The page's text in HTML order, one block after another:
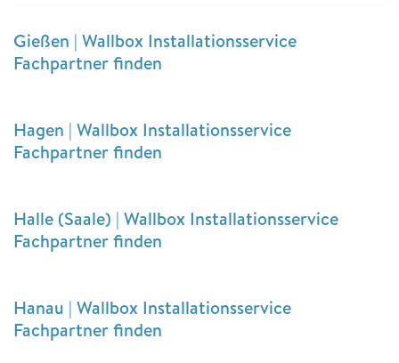
Gießen | Wallbox Installationsservice
Fachpartner finden
Hagen | Wallbox Installationsservice
Fachpartner finden
Halle (Saale) | Wallbox Installationsservice
Fachpartner finden
Hanau | Wallbox Installationsservice
Fachpartner finden